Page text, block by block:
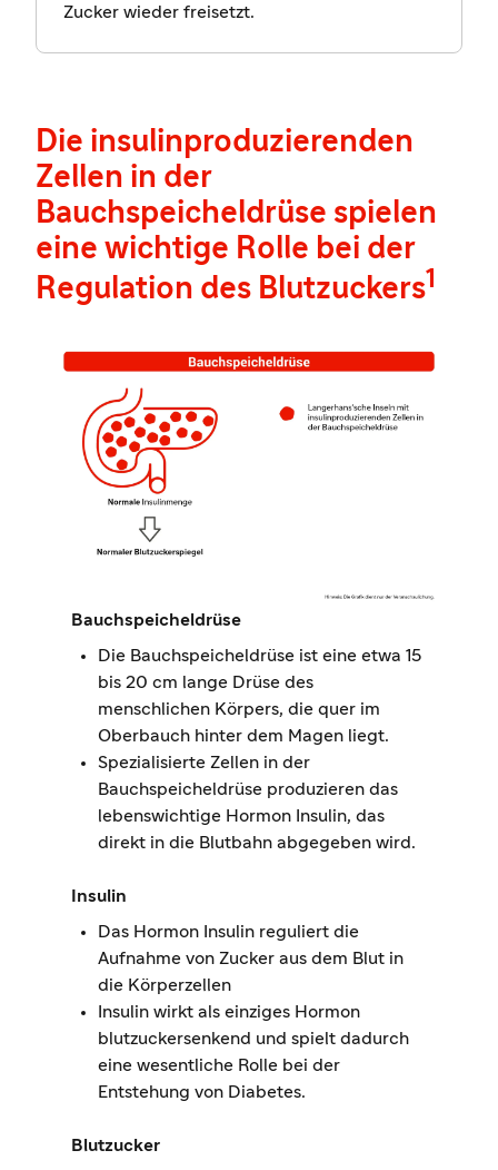
Zucker wieder freisetzt.
Die insulinproduzierenden
Zellen in der
Bauchspeicheldrüse spielen
eine wichtige Rolle bei der
Regulation des Blutzuckers1
Bauchspeicheldrüse
Die Bauchspeicheldrüse ist eine etwa 15
bis 20 cm lange Drüse des
menschlichen Körpers, die quer im
Oberbauch hinter dem Magen liegt.
Spezialisierte Zellen in der
Bauchspeicheldrüse produzieren das
lebenswichtige Hormon Insulin, das
direkt in die Blutbahn abgegeben wird.
Insulin
Das Hormon Insulin reguliert die
Aufnahme von Zucker aus dem Blut in
die Körperzellen
Insulin wirkt als einziges Hormon
blutzuckersenkend und spielt dadurch
eine wesentliche Rolle bei der
Entstehung von Diabetes.
Blutzucker